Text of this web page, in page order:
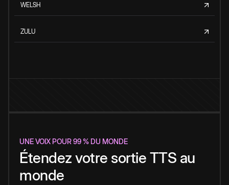
WELSH
ZULU
UNE VOIX POUR 99 % DU MONDE
Étendez votre sortie TTS au
monde